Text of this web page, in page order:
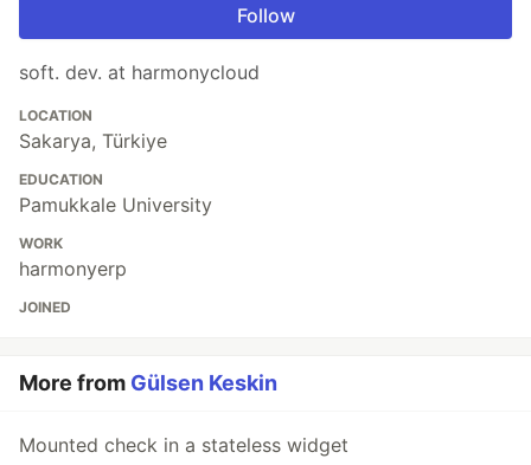
Follow
soft. dev. at harmonycloud
LOCATION
Sakarya, Türkiye
EDUCATION
Pamukkale University
WORK
harmonyerp
JOINED
More from Gülsen Keskin
Mounted check in a stateless widget